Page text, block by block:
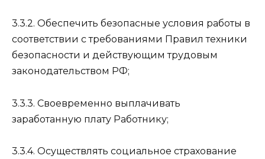
3.3.2. Обеспечить безопасные условия работы в
соответствии с требованиями Правил техники
безопасности и действующим трудовым
законодательством РФ;
3.3.3. Своевременно выплачивать
заработанную плату Работнику;
3.3.4. Осуществлять социальное страхование